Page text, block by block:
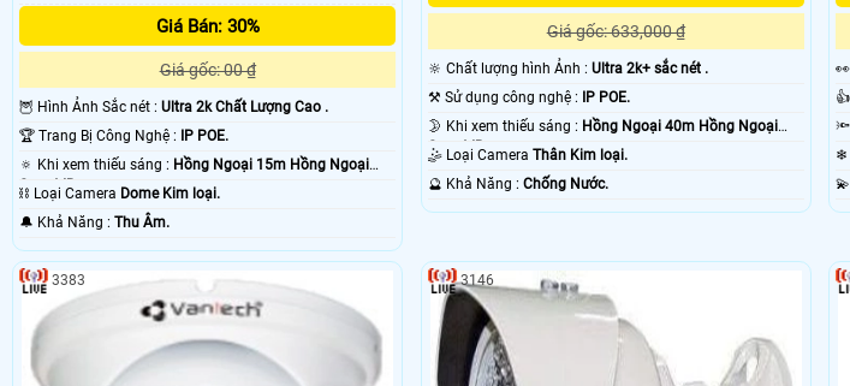
Giá Bán: 30%
Giá gốc: 00 ₫
🦉 Hình Ảnh Sắc nét : Ultra 2k Chất Lượng Cao .
🏆 Trang Bị Công Nghệ : IP POE.
🔅 Khi xem thiếu sáng : Hồng Ngoại 15m Hồng Ngoại
Smart IR.
⛓ Loại Camera Dome Kim loại.
️🔔 Khả Năng : Thu Âm.
Giá gốc: 633,000 ₫
🔆 Chất lượng hình Ảnh : Ultra 2k+ sắc nét .
⚒ Sử dụng công nghệ : IP POE.
🌛 Khi xem thiếu sáng : Hồng Ngoại 40m Hồng Ngoại
Smart IR.
🤹 Loại Camera Thân Kim loại.
️🔮 Khả Năng : Chống Nước.
3383 3146